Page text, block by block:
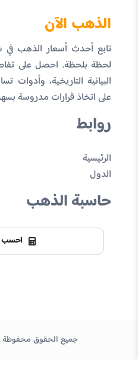
الذهب الآن
تابع أحدث أسعار الذهب في
لحظة بلحظة. احصل على
البيانية التاريخية، وأدوات
على اتخاذ قرارات مدروسة
روابط
الرئيسية
الدول
حاسبة الذهب
احسب
جميع الحقوق محفوظة ©